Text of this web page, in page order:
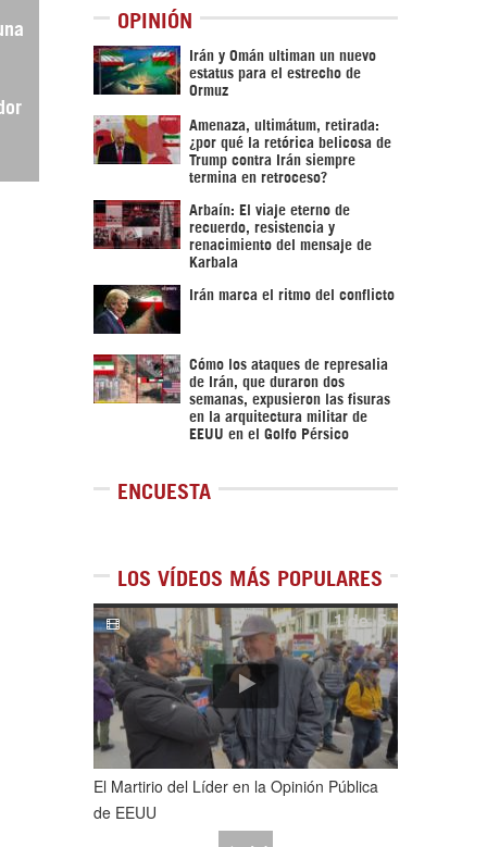
OPINIÓN
Irán y Omán ultiman un nuevo
estatus para el estrecho de
Ormuz
Amenaza, ultimátum, retirada:
¿por qué la retórica belicosa de
Trump contra Irán siempre
termina en retroceso?
Arbaín: El viaje eterno de
recuerdo, resistencia y
renacimiento del mensaje de
Karbala
Irán marca el ritmo del conflicto
Cómo los ataques de represalia
de Irán, que duraron dos
semanas, expusieron las fisuras
en la arquitectura militar de
EEUU en el Golfo Pérsico
ENCUESTA
LOS VÍDEOS MÁS POPULARES
1de5
El Martirio del Líder en la Opinión Pública
de EEUU